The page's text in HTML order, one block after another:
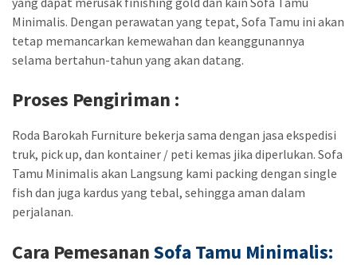
Minimalis. Dengan perawatan yang tepat, Sofa Tamu ini akan
tetap memancarkan kemewahan dan keanggunannya
selama bertahun-tahun yang akan datang.
Proses Pengiriman :
Roda Barokah Furniture bekerja sama dengan jasa ekspedisi
truk, pick up, dan kontainer / peti kemas jika diperlukan. Sofa
Tamu Minimalis akan Langsung kami packing dengan single
fish dan juga kardus yang tebal, sehingga aman dalam
perjalanan.
Cara PemesananSofa Tamu Minimalis: